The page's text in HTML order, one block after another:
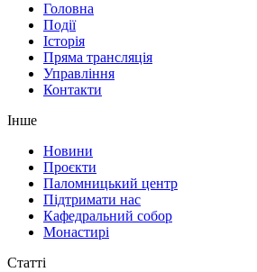
Головна
Події
Історія
Пряма трансляція
Управління
Контакти
Інше
Новини
Проєкти
Паломницький центр
Підтримати нас
Кафедральний собор
Монастирі
Статті